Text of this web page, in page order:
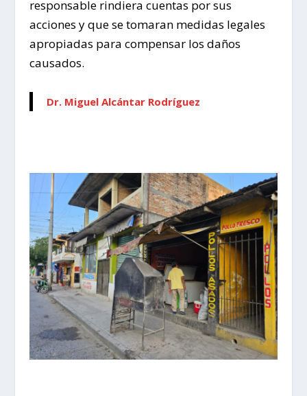
responsable rindiera cuentas por sus
acciones y que se tomaran medidas legales
apropiadas para compensar los daños
causados.
Dr. Miguel Alcántar Rodríguez